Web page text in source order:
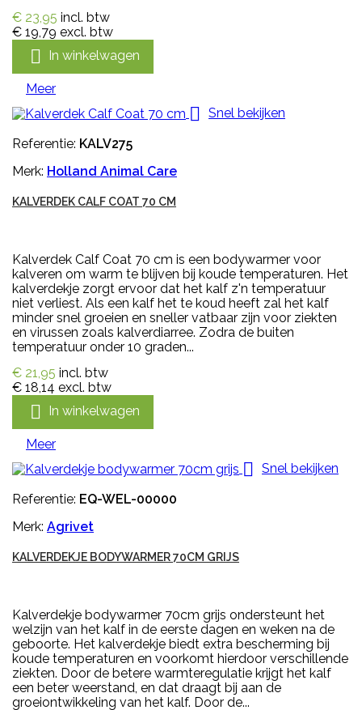
€ 23,95 incl. btw
€ 19,79 excl. btw
 In winkelwagen
Meer
 Snel bekijken
Referentie: KALV275
Merk: Holland Animal Care
KALVERDEK CALF COAT 70 CM
Kalverdek Calf Coat 70 cm is een bodywarmer voor
kalveren om warm te blijven bij koude temperaturen. Het
kalverdekje zorgt ervoor dat het kalf z'n temperatuur
niet verliest. Als een kalf het te koud heeft zal het kalf
minder snel groeien en sneller vatbaar zijn voor ziekten
en virussen zoals kalverdiarree. Zodra de buiten
temperatuur onder 10 graden...
€ 21,95 incl. btw
€ 18,14 excl. btw
 In winkelwagen
Meer
 Snel bekijken
Referentie: EQ-WEL-00000
Merk: Agrivet
KALVERDEKJE BODYWARMER 70CM GRIJS
Kalverdekje bodywarmer 70cm grijs ondersteunt het
welzijn van het kalf in de eerste dagen en weken na de
geboorte. Het kalverdekje biedt extra bescherming bij
koude temperaturen en voorkomt hierdoor verschillende
ziekten. Door de betere warmteregulatie krijgt het kalf
een beter weerstand, en dat draagt bij aan de
groeiontwikkeling van het kalf. Door de...